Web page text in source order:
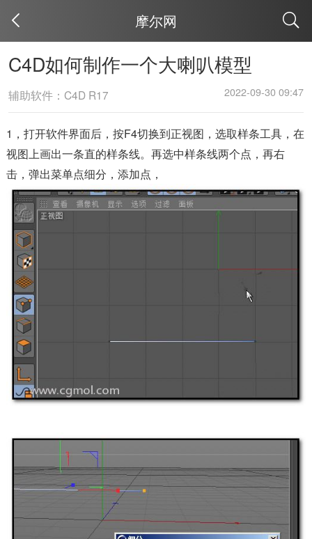
摩尔网
C4D如何制作一个大喇叭模型
辅助软件：C4D R17 2022-09-30 09:47
1，打开软件界面后，按F4切换到正视图，选取样条工具，在
视图上画出一条直的样条线。再选中样条线两个点，再右
击，弹出菜单点细分，添加点，
取消